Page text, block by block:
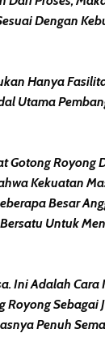
Dengan
Hanya
Utama
Gotong Royong
Kekuatan
Besar
Untuk
Ini Adalah Cara
Royong Sebagai
Penuh